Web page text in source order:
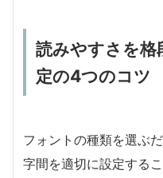
読みやすさを格
定の4つのコツ
フォントの種類を選ぶ
字間を適切に設定する